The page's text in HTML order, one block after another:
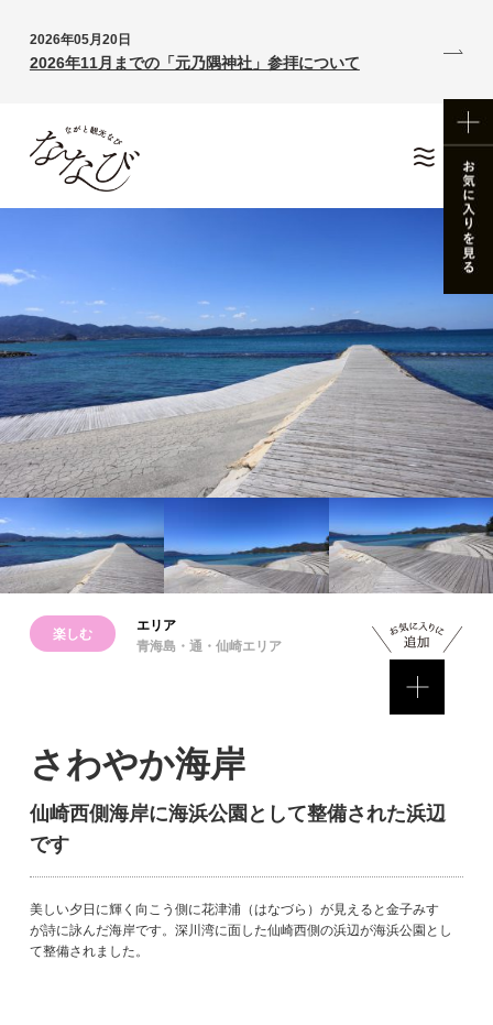
2026年05月20日
2026年11月までの「元乃隅神社」参拝について
楽しむ
エリア
青海島・通・仙崎エリア
さわやか海岸
仙崎西側海岸に海浜公園として整備された浜辺
です
美しい夕日に輝く向こう側に花津浦（はなづら）が見えると金子みすゞ
が詩に詠んだ海岸です。深川湾に面した仙崎西側の浜辺が海浜公園とし
て整備されました。